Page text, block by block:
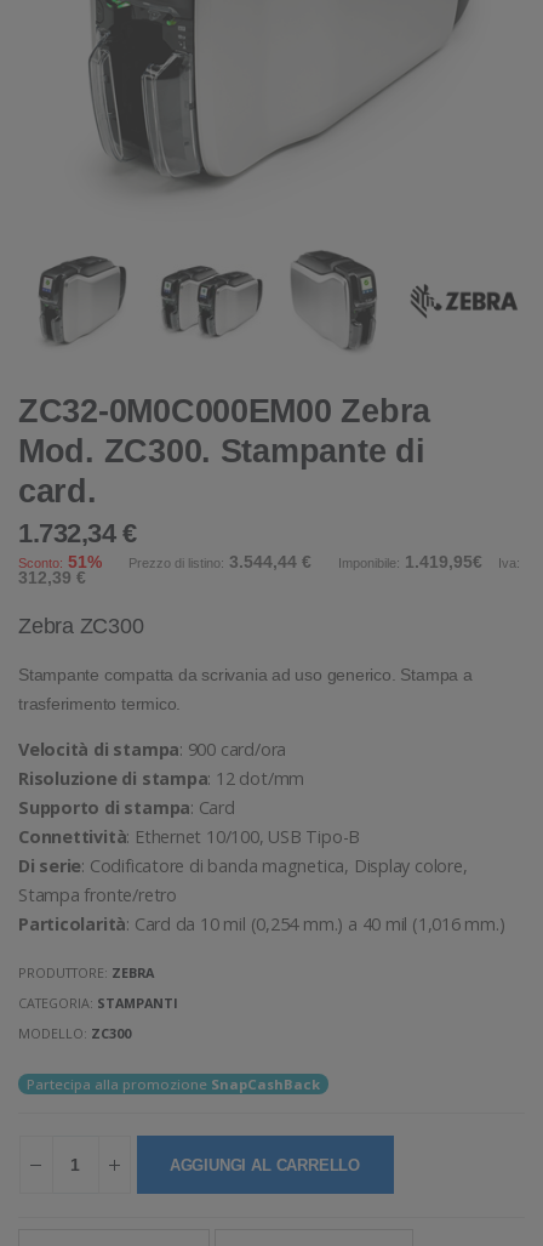
ZC32-0M0C000EM00 Zebra
Mod. ZC300. Stampante di
card.
1.732,34 €
Sconto: 51% Prezzo di listino: 3.544,44 € Imponibile: 1.419,95€ Iva:
312,39 €
Zebra ZC300
Stampante compatta da scrivania ad uso generico. Stampa a
trasferimento termico.
Velocità di stampa: 900 card/ora
Risoluzione di stampa: 12 dot/mm
Supporto di stampa: Card
Connettività: Ethernet 10/100, USB Tipo-B
Di serie: Codificatore di banda magnetica, Display colore,
Stampa fronte/retro
Particolarità: Card da 10 mil (0,254 mm.) a 40 mil (1,016 mm.)
PRODUTTORE: ZEBRA
CATEGORIA: STAMPANTI
MODELLO: ZC300
Partecipa alla promozione SnapCashBack
AGGIUNGI AL CARRELLO